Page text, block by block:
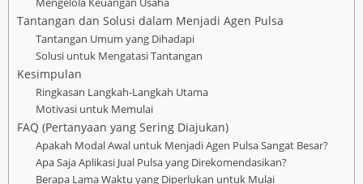
Tantangan dan Solusi dalam Menjadi Agen Pulsa
Tantangan Umum yang Dihadapi
Solusi untuk Mengatasi Tantangan
Kesimpulan
Ringkasan Langkah-Langkah Utama
Motivasi untuk Memulai
FAQ (Pertanyaan yang Sering Diajukan)
Apakah Modal Awal untuk Menjadi Agen Pulsa Sangat Besar?
Apa Saja Aplikasi Jual Pulsa yang Direkomendasikan?
Berapa Lama Waktu yang Diperlukan untuk Mulai